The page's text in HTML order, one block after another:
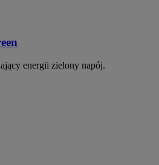
energii zielony napój.